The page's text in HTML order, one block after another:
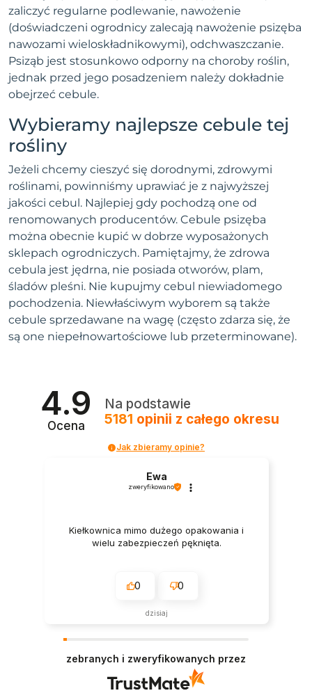
zaliczyć regularne podlewanie, nawożenie
(doświadczeni ogrodnicy zalecają nawożenie psizęba
nawozami wieloskładnikowymi), odchwaszczanie.
Psiząb jest stosunkowo odporny na choroby roślin,
jednak przed jego posadzeniem należy dokładnie
obejrzeć cebule.
Wybieramy najlepsze cebule tej
rośliny
Jeżeli chcemy cieszyć się dorodnymi, zdrowymi
roślinami, powinniśmy uprawiać je z najwyższej
jakości cebul. Najlepiej gdy pochodzą one od
renomowanych producentów. Cebule psizęba
można obecnie kupić w dobrze wyposażonych
sklepach ogrodniczych. Pamiętajmy, że zdrowa
cebula jest jędrna, nie posiada otworów, plam,
śladów pleśni. Nie kupujmy cebul niewiadomego
pochodzenia. Niewłaściwym wyborem są także
cebule sprzedawane na wagę (często zdarza się, że
są one niepełnowartościowe lub przeterminowane).
4.9
Ocena
Na podstawie
5181 opinii z całego okresu
Jak zbieramy opinie?
Ewa
zweryfikowano
Kiełkownica mimo dużego opakowania i
wielu zabezpieczeń pęknięta.
0 0
dzisiaj
zebranych i zweryfikowanych przez